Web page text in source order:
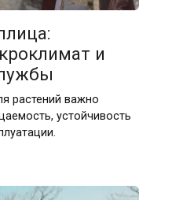
09.05.2026
и
растений важно
устойчивость